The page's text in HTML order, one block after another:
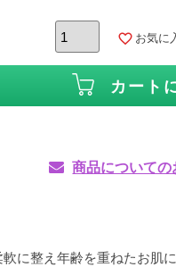
お気に
カート
商品について
に整え年齢を重ねたお肌に